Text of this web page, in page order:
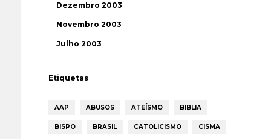
Dezembro 2003
Novembro 2003
Julho 2003
Etiquetas
AAP ABUSOS ATEÍSMO BIBLIA
BISPO BRASIL CATOLICISMO CISMA